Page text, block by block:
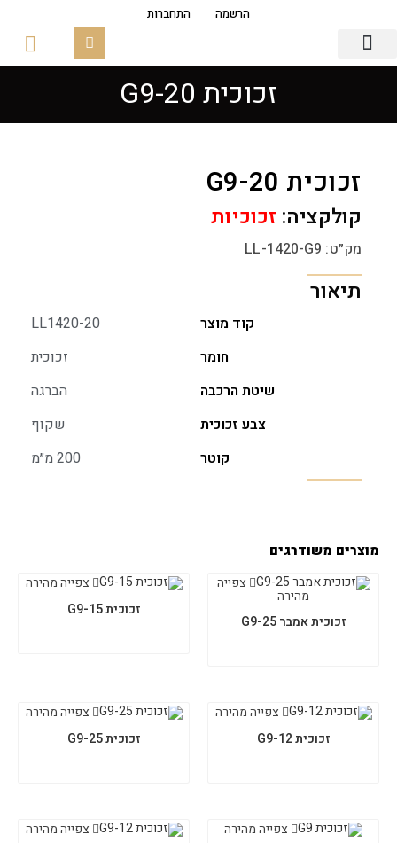
הרשמה התחברות
זכוכית G9-20
זכוכית G9-20
קולקציה: זכוכיות
מק״ט: LL-1420-G9
תיאור
קוד מוצר
LL1420-20
חומר
זכוכית
שיטת הרכבה
הברגה
צבע זכוכית
שקוף
קוטר
200 מ״מ
מוצרים משודרגים
צפייה
מהירה
זכוכית אמבר G9-25
צפייה מהירה
זכוכית G9-15
צפייה מהירה
זכוכית G9-12
צפייה מהירה
זכוכית G9-25
צפייה מהירה
צפייה מהירה